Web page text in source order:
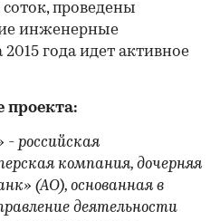
соток, проведены
инженерные
года идет активное
проекта:
- российская
компания, дочерняя
(АО), основанная в
деятельности